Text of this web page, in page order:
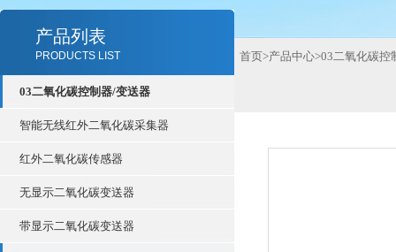
产品列表
PRODUCTS LIST
03二氧化碳控制器/变送器
智能无线红外二氧化碳采集器
红外二氧化碳传感器
无显示二氧化碳变送器
带显示二氧化碳变送器
首页>产品中心>03二氧化碳控